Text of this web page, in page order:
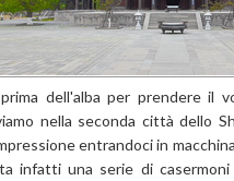
dell'alba per prendere il
nella seconda città dello
entrandoci in
infatti una serie di